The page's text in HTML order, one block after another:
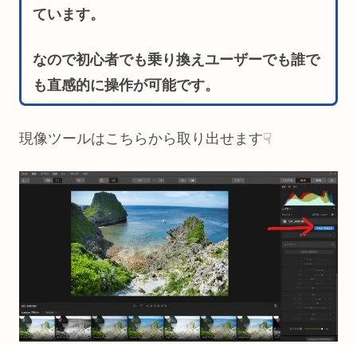
ています。
なので初心者でも乗り換えユーザーでも誰で
も直感的に操作が可能です。
現像ツールはこちらから取り出せます☟